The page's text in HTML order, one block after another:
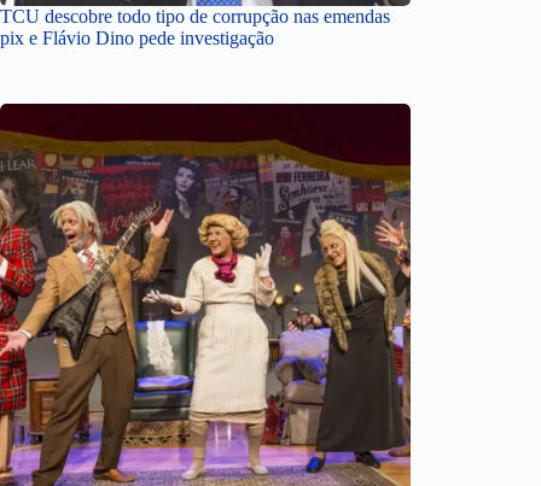
TCU descobre todo tipo de corrupção nas emendas
pix e Flávio Dino pede investigação